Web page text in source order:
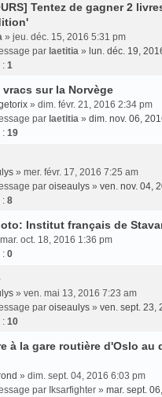
Tentez de gagner 2
» jeu. déc. 15, 2016 5:31 pm
par laetitia » lun. déc. 19,
: 1
sur la Norvège
» dim. févr. 21, 2016 2:34 pm
par laetitia » dim. nov. 06,
: 19
» mer. févr. 17, 2016 7:25 am
par oiseaulys » ven. nov. 04,
: 8
Institut français de
oct. 18, 2016 1:36 pm
: 0
» ven. mai 13, 2016 7:23 am
par oiseaulys » ven. sept. 23,
: 10
à la gare routière d'Oslo au
» dim. sept. 04, 2016 6:03 pm
par Iksarfighter » mar. sept.